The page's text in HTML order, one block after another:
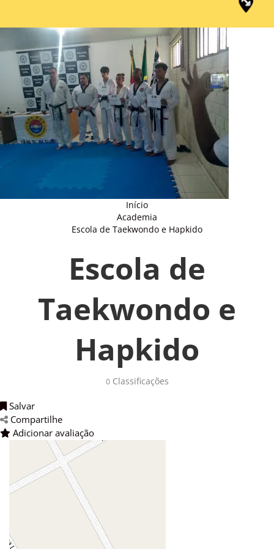
Início
Academia
Escola de Taekwondo e Hapkido
Escola de
Taekwondo e
Hapkido
0Classificações
Salvar
Compartilhe
Adicionar avaliação